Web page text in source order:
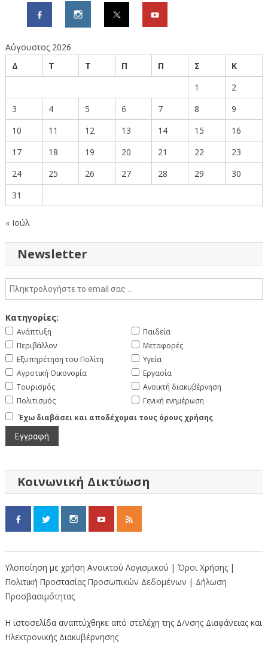
Αύγουστος 2026
Δ
Τ Τ Π Π Σ
Κ
1
2
3
4 5 6 7 8
9
10
11 12 13 14 15
16
17
18 19 20 21 22
23
24
25 26 27 28 29
30
31
« Ιούλ
Newsletter
Κατηγορίες:
Ανάπτυξη
Περιβάλλον
Εξυπηρέτηση του Πολίτη
Αγροτική Οικονομία
Τουρισμός
Πολιτισμός
Παιδεία
Μεταφορές
Υγεία
Εργασία
Ανοικτή διακυβέρνηση
Γενική ενημέρωση
Έχω διαβάσει και αποδέχομαι τους όρους χρήσης
Κοινωνική Δικτύωση
Υλοποίηση με χρήση Ανοικτού Λογισμικού | Όροι Χρήσης |
Πολιτική Προστασίας Προσωπικών Δεδομένων | Δήλωση
Προσβασιμότητας
Η ιστοσελίδα αναπτύχθηκε από στελέχη της Δ/νσης Διαφάνειας και
Ηλεκτρονικής Διακυβέρνησης